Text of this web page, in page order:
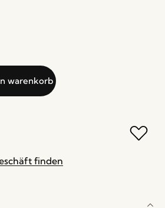
warenkorb
finden